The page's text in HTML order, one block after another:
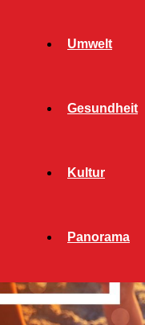
Umwelt
Gesundheit
Kultur
Panorama